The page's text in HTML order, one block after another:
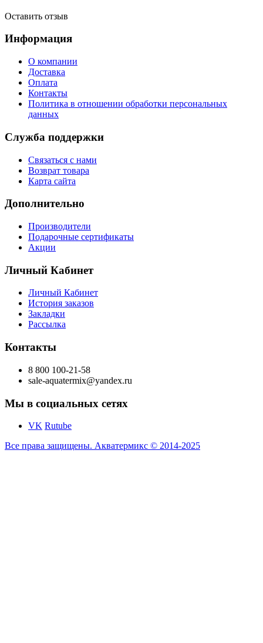
Оставить отзыв
Информация
О компании
Доставка
Оплата
Контакты
Политика в отношении обработки персональных
данных
Служба поддержки
Связаться с нами
Возврат товара
Карта сайта
Дополнительно
Производители
Подарочные сертификаты
Акции
Личный Кабинет
Личный Кабинет
История заказов
Закладки
Рассылка
Контакты
8 800 100-21-58
sale-aquatermix@yandex.ru
Мы в социальных сетях
VK Rutube
Все права защищены. Акватермикс © 2014-2025